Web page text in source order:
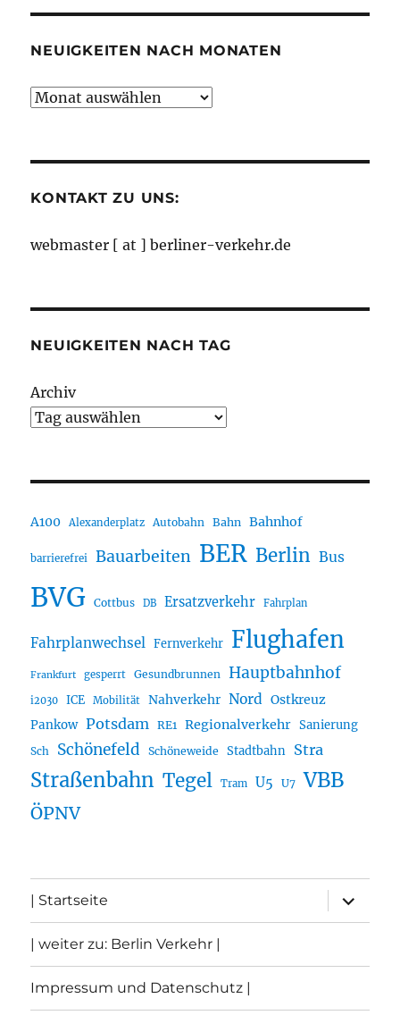
NEUIGKEITEN NACH MONATEN
Neuigkeiten
KONTAKT ZU UNS:
webmaster [ at ] berliner-verkehr.de
NEUIGKEITEN NACH TAG
Archiv
A100 Alexanderplatz Autobahn Bahn Bahnhof
barrierefrei Bauarbeiten BER Berlin Bus
BVG Cottbus DB Ersatzverkehr Fahrplan
Fahrplanwechsel Fernverkehr Flughafen
Frankfurt gesperrt Gesundbrunnen Hauptbahnhof
i2030 ICE Mobilität Nahverkehr Nord Ostkreuz
Pankow Potsdam RE1 Regionalverkehr Sanierung
Sch Schönefeld Schöneweide Stadtbahn Stra
Straßenbahn Tegel Tram U5 U7 VBB
ÖPNV
| Startseite
öffnen
| weiter zu: Berlin Verkehr |
Impressum und Datenschutz |